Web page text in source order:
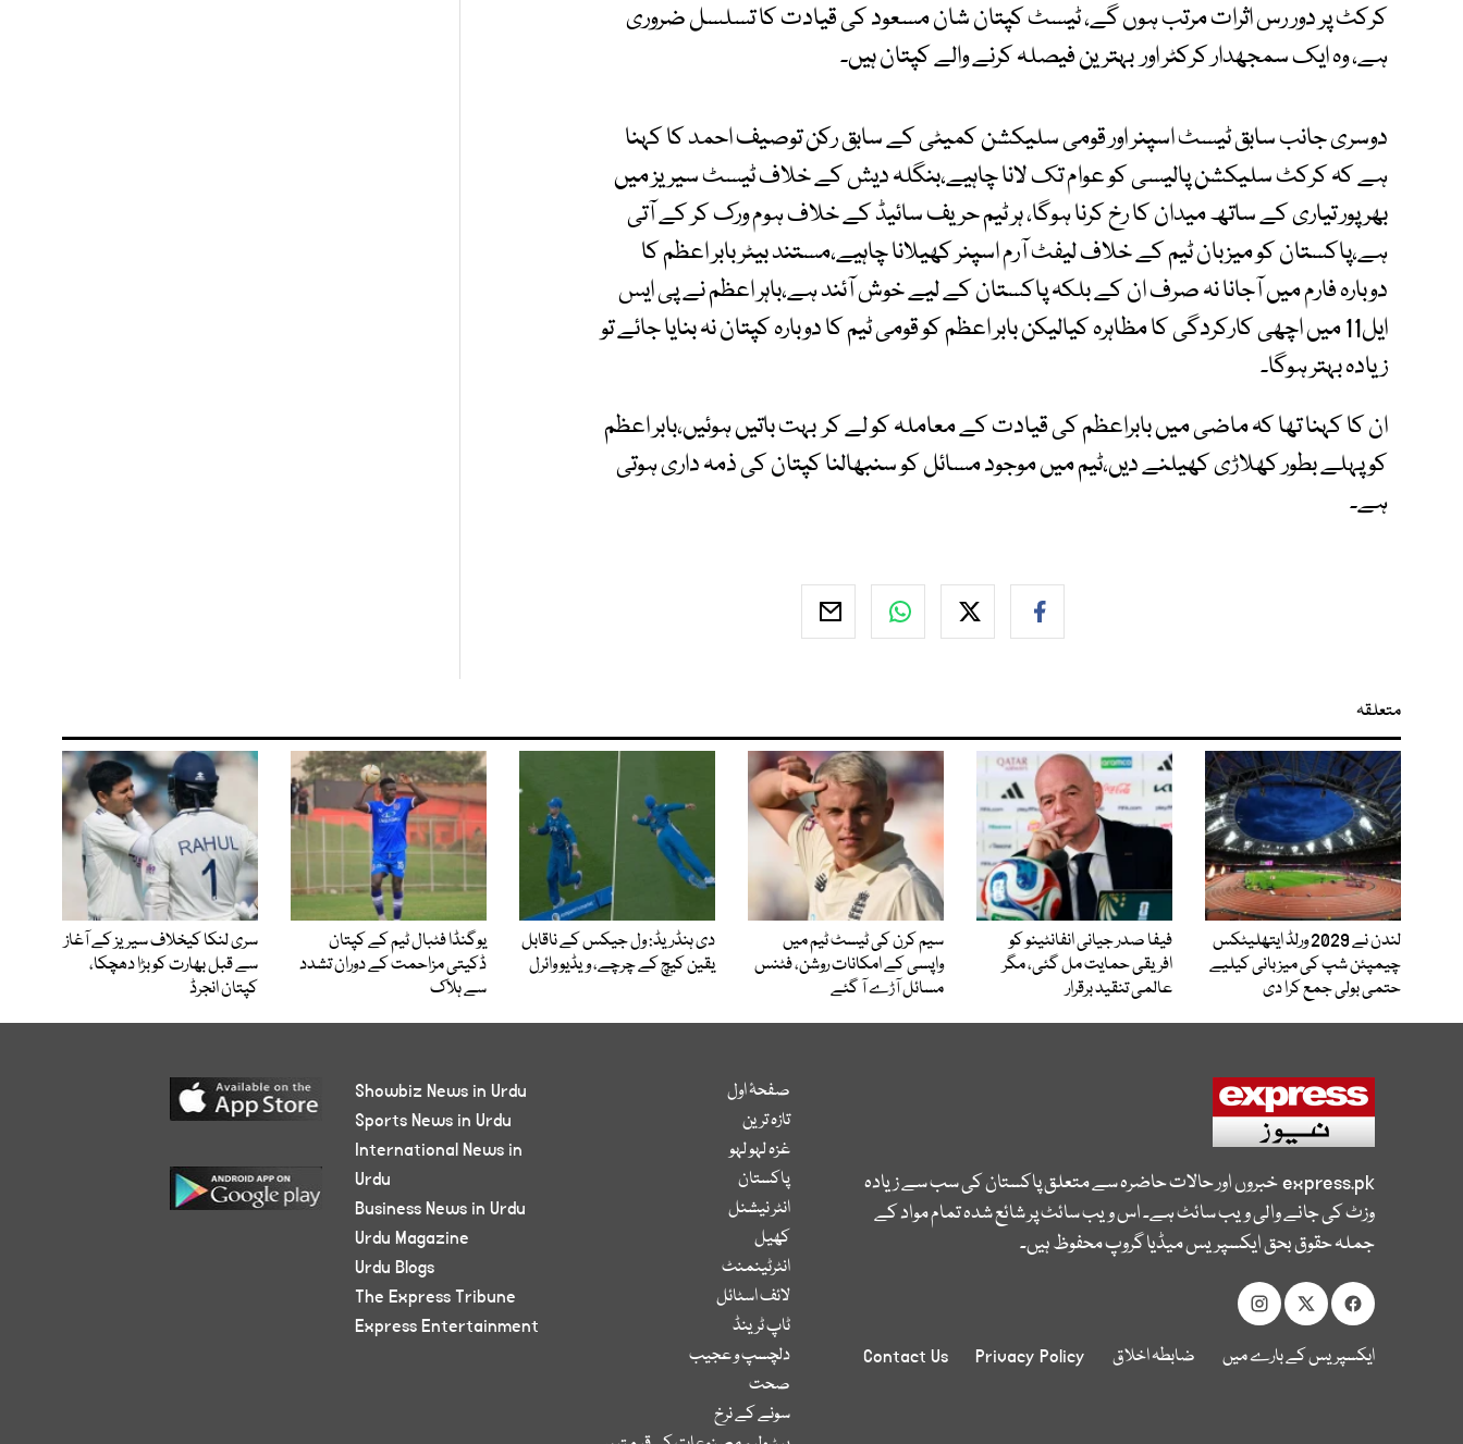
کرکٹ پر دور رس اثرات مرتب ہوں گے، ٹیسٹ کپتان شان مسعود کی قیادت کا تسلسل ضروری
ہے، وہ ایک سمجھدار کرکٹر اور بہترین فیصلہ کرنے والے کپتان ہیں۔
دوسری جانب سابق ٹیسٹ اسپنر اور قومی سلیکشن کمیٹی کے سابق رکن توصیف احمد کا کہنا
ہے کہ کرکٹ سلیکشن پالیسی کو عوام تک لانا چاہیے،بنگلہ دیش کے خلاف ٹیسٹ سیریز میں
بھرپور تیاری کے ساتھ میدان کا رخ کرنا ہوگا، ہر ٹیم حریف سائیڈ کے خلاف ہوم ورک کر کے آتی
ہے،پاکستان کو میزبان ٹیم کے خلاف لیفٹ آرم اسپنر کھیلانا چاہیے،مستند بیٹر بابر اعظم کا
دوبارہ فارم میں آجانا نہ صرف ان کے بلکہ پاکستان کے لیے خوش آئند ہے،باہر اعظم نے پی ایس
ایل11 میں اچھی کارکردگی کا مظاہرہ کیالیکن بابر اعظم کو قومی ٹیم کا دوبارہ کپتان نہ بنایا جائے تو
زیادہ بہتر ہوگا۔
ان کا کہنا تھا کہ ماضی میں بابراعظم کی قیادت کے معاملہ کو لے کر بہت باتیں ہوئیں،بابر اعظم
کو پہلے بطور کھلاڑی کھیلنے دیں،ٹیم میں موجود مسائل کو سنبھالنا کپتان کی ذمہ داری ہوتی
ہے۔
متعلقہ
لندن نے 2029 ورلڈ ایتھلیٹکس
چیمپئن شپ کی میزبانی کیلیے
حتمی بولی جمع کرا دی
فیفا صدر جیانی انفانٹینو کو
افریقی حمایت مل گئی، مگر
عالمی تنقید برقرار
سیم کرن کی ٹیسٹ ٹیم میں
واپسی کے امکانات روشن، فٹنس
مسائل آڑے آ گئے
دی ہنڈریڈ: ول جیکس کے ناقابل
یقین کیچ کے چرچے، ویڈیو وائرل
یوگنڈا فٹبال ٹیم کے کپتان
ڈکیتی مزاحمت کے دوران تشدد
سے ہلاک
سری لنکا کیخلاف سیریز کے آغاز
سے قبل بھارت کو بڑا دھچکا،
کپتان انجرڈ
express.pkخبروں اور حالات حاضرہ سے متعلق پاکستان کی سب سے زیادہ
وزٹ کی جانے والی ویب سائٹ ہے۔ اس ویب سائٹ پر شائع شدہ تمام مواد کے
جملہ حقوق بحق ایکسپریس میڈیا گروپ محفوظ ہیں۔
ایکسپریس کے بارے میں ضابطہ اخلاق Privacy Policy
Contact Us
صفحۂ اول
تازہ ترین
غزہ لہو لہو
پاکستان
انٹر نیشنل
کھیل
انٹرٹینمنٹ
لائف اسٹائل
ٹاپ ٹرینڈ
دلچسپ و عجیب
صحت
سونے کے نرخ
Showbiz News in Urdu
Sports News in Urdu
International News in
Urdu
Business News in Urdu
Urdu Magazine
Urdu Blogs
The Express Tribune
Express Entertainment